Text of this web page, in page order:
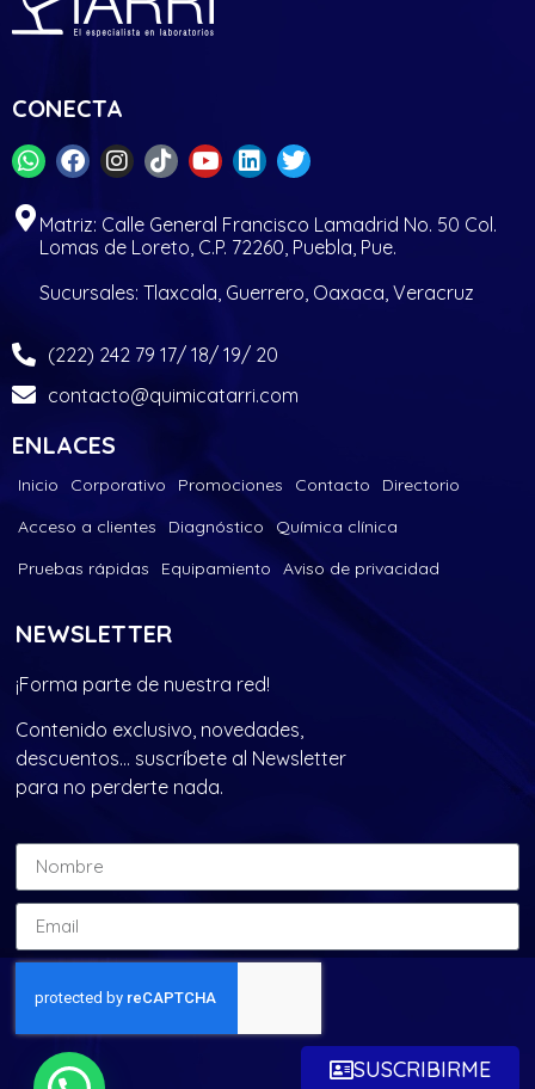
CONECTA
Matriz: Calle General Francisco Lamadrid No. 50 Col.
Lomas de Loreto, C.P. 72260, Puebla, Pue.
Sucursales: Tlaxcala, Guerrero, Oaxaca, Veracruz
(222) 242 79 17/ 18/ 19/ 20
contacto@quimicatarri.com
ENLACES
Inicio Corporativo Promociones Contacto
Directorio
Acceso a clientes
Diagnóstico
Química clínica
Pruebas rápidas
Equipamiento Aviso de privacidad
NEWSLETTER
¡Forma parte de nuestra red!
Contenido exclusivo, novedades,
descuentos… suscríbete al Newsletter
para no perderte nada.
SUSCRIBIRME